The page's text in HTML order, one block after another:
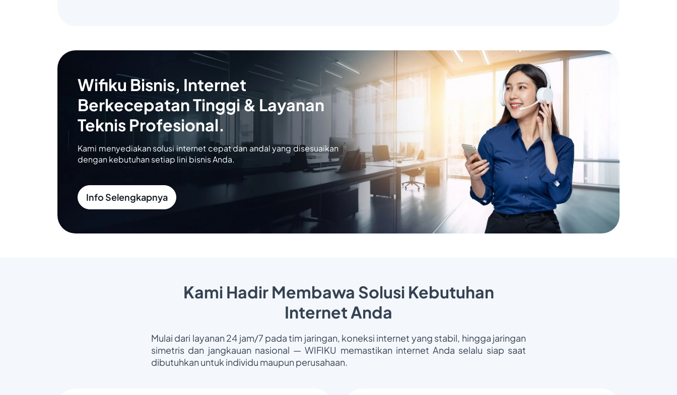
Wifiku Bisnis, Internet
Berkecepatan Tinggi & Layanan
Teknis Profesional.
Kami menyediakan solusi internet cepat dan andal yang disesuaikan
dengan kebutuhan setiap lini bisnis Anda.
Info Selengkapnya
Kami Hadir Membawa Solusi Kebutuhan
Internet Anda
Mulai dari layanan 24 jam/7 pada tim jaringan, koneksi internet yang stabil, hingga jaringan
simetris dan jangkauan nasional — WIFIKU memastikan internet Anda selalu siap saat
dibutuhkan untuk individu maupun perusahaan.